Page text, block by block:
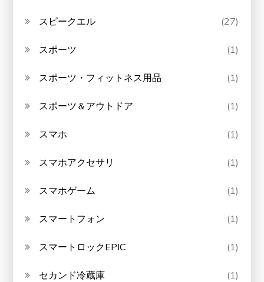
スピークエル (27)
スポーツ (1)
スポーツ・フィットネス用品 (1)
スポーツ＆アウトドア (1)
スマホ (1)
スマホアクセサリ (1)
スマホゲーム (1)
スマートフォン (1)
スマートロックEPIC (1)
セカンド冷蔵庫 (1)